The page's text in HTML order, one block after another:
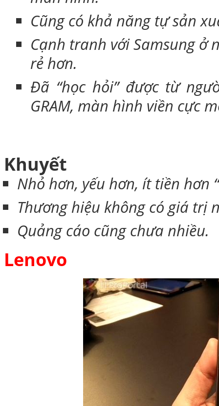
Cũng có khả năng tự sản
Cạnh tranh với Samsung ở
rẻ hơn.
Đã “học hỏi” được từ
GRAM, màn hình viền cực
Khuyết
Nhỏ hơn, yếu hơn, ít tiền hơn
Thương hiệu không có giá trị
Quảng cáo cũng chưa nhiều.
Lenovo